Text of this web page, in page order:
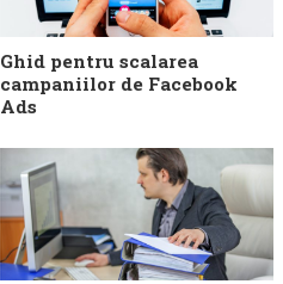
Ghid pentru scalarea
campaniilor de Facebook
Ads